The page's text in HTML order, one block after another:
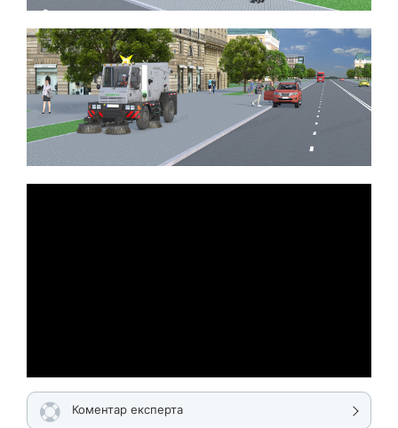
Коментар експерта